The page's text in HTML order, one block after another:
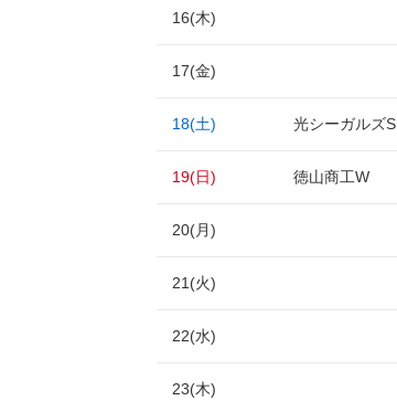
16(木)
17(金)
18(土) 光シーガルズS
19(日) 徳山商工W
20(月)
21(火)
22(水)
23(木)